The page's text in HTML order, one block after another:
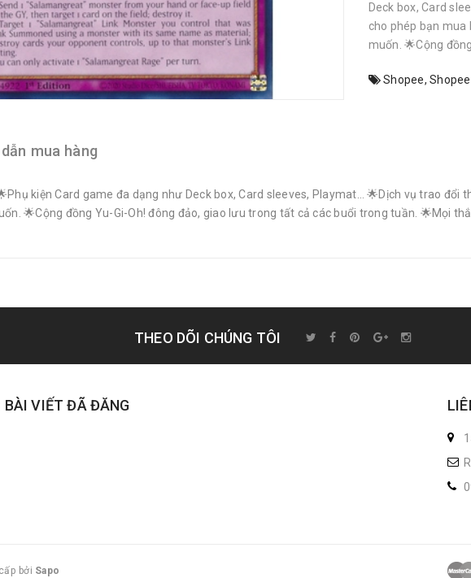
Deck box, Card
cho phép bạn
muốn. 🌟Cộng
Shopee,
mua hàng
kiện Card game đa dạng như Deck box, Card sleeves, Playmat… 🌟Dịch vụ trao đổi
🌟Cộng đồng Yu-Gi-Oh! đông đảo, giao lưu trong tất cả các buổi trong tuần. 🌟Mọi
THEO DÕI CHÚNG TÔI
BÀI VIẾT ĐÃ ĐĂNG
bởi Sapo